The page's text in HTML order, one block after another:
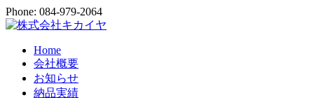
Phone: 084-979-2064
Home
会社概要
お知らせ
納品実績